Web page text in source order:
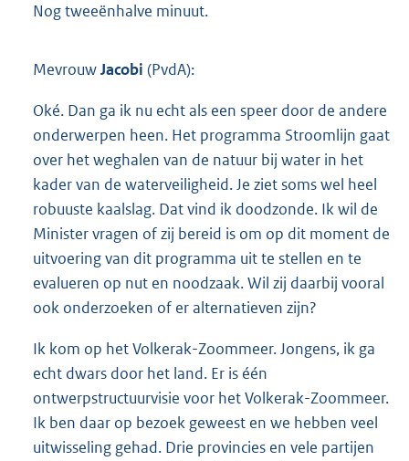
Nog tweeënhalve minuut.
MevrouwJacobi (PvdA):
Oké. Dan ga ik nu echt als een speer door de andere
onderwerpen heen. Het programma Stroomlijn gaat
over het weghalen van de natuur bij water in het
kader van de waterveiligheid. Je ziet soms wel heel
robuuste kaalslag. Dat vind ik doodzonde. Ik wil de
Minister vragen of zij bereid is om op dit moment de
uitvoering van dit programma uit te stellen en te
evalueren op nut en noodzaak. Wil zij daarbij vooral
ook onderzoeken of er alternatieven zijn?
Ik kom op het Volkerak-Zoommeer. Jongens, ik ga
echt dwars door het land. Er is één
ontwerpstructuurvisie voor het Volkerak-Zoommeer.
Ik ben daar op bezoek geweest en we hebben veel
uitwisseling gehad. Drie provincies en vele partijen